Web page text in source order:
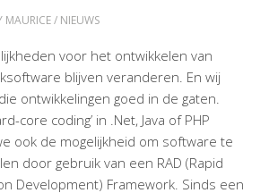
MAURICE/ NIEUWS
voor het ontwikkelen van
blijven veranderen. En wij
ontwikkelingen goed in de gaten.
core coding’ in .Net, Java of PHP
ook de mogelijkheid om software te
door gebruik van een RAD (Rapid
Development) Framework. Sinds een